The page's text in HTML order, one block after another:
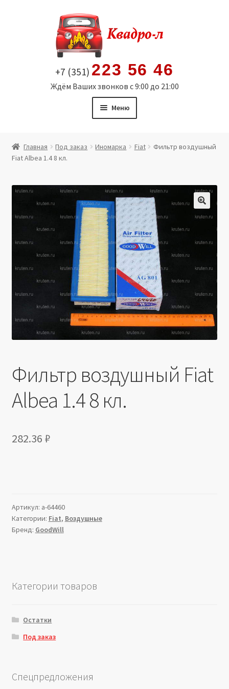
содержимому
+7 (351) 223 56 46
Ждём Ваших звонков с 9:00 до 21:00
Меню
Витрина
Мой аккаунт
Политика в отношении обработки персональных
данных
Производители
Юридические данные
Главная Под заказ Иномарка Fiat
Фильтр воздушный
Fiat Albea 1.4 8 кл.
🔍
Фильтр воздушный Fiat
Albea 1.4 8 кл.
282.36 ₽
Артикул: a-64460
Категории: Fiat, Воздушные
Бренд: GoodWill
Категории товаров
Остатки
Под заказ
Спецпредложения